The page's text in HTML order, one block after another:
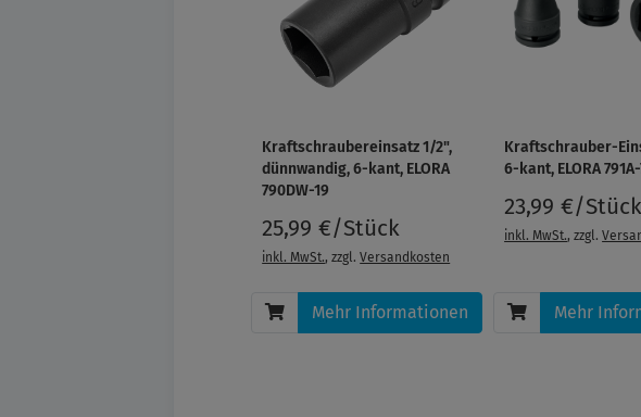
Kraftschraubereinsatz 1/2",
dünnwandig, 6-kant, ELORA
790DW-19
25,99 €/Stück
inkl. MwSt., zzgl.Versandkosten
Mehr Informationen
Kraftschrauber-
6-kant, ELORA
23,99 €/Stück
inkl. MwSt., zzgl.
Mehr